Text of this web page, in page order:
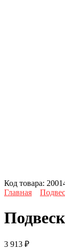
Код товара:
Главная
3 913 ₽